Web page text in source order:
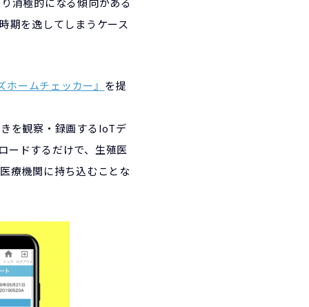
期を逸してしまうケース
ームチェッカー』 を提
を観察・録画するIoTデ
ードするだけで、生殖医
療機関に持ち込むことな